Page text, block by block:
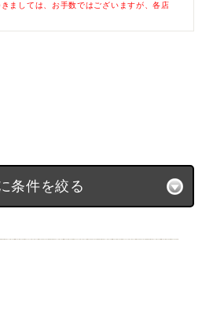
ましては、お手数ではございますが、各店
条件を絞る